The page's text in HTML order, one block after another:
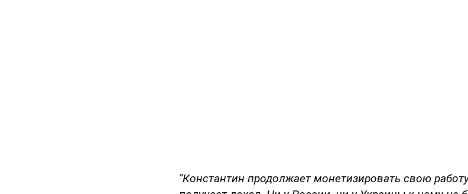
"Константин продолжает монетизировать свою